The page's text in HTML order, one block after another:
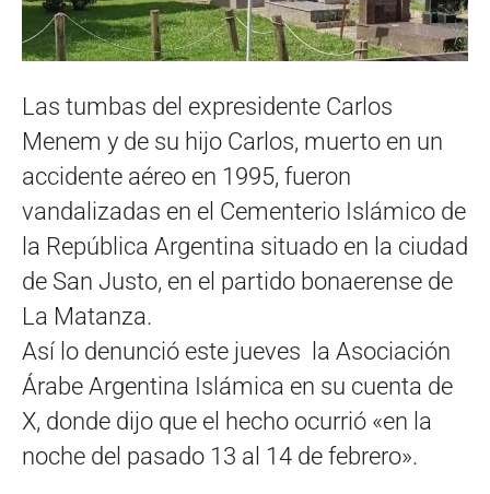
Las tumbas del expresidente Carlos
Menem y de su hijo Carlos, muerto en un
accidente aéreo en 1995, fueron
vandalizadas en el Cementerio Islámico de
la República Argentina situado en la ciudad
de San Justo, en el partido bonaerense de
La Matanza.
Así lo denunció este jueves la Asociación
Árabe Argentina Islámica en su cuenta de
X, donde dijo que el hecho ocurrió «en la
noche del pasado 13 al 14 de febrero».